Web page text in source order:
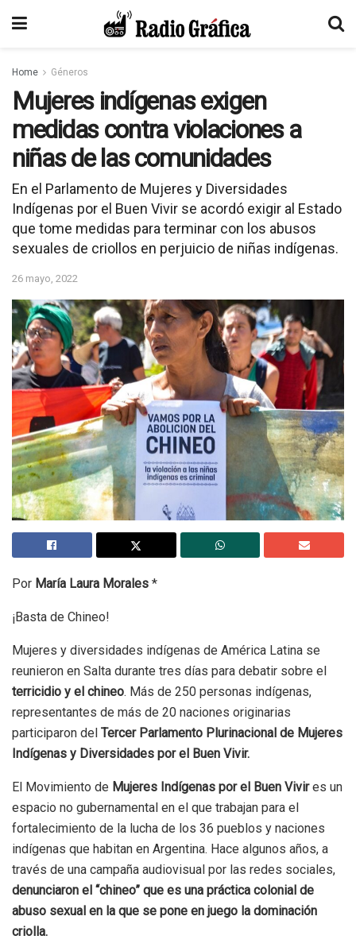
Home Géneros
Mujeres indígenas exigen
medidas contra violaciones a
niñas de las comunidades
En el Parlamento de Mujeres y Diversidades
Indígenas por el Buen Vivir se acordó exigir al Estado
que tome medidas para terminar con los abusos
sexuales de criollos en perjuicio de niñas indígenas.
26 mayo, 2022
Por María Laura Morales *
¡Basta de Chineo!
Mujeres y diversidades indígenas de América Latina se
reunieron en Salta durante tres días para debatir sobre el
terricidio y el chineo. Más de 250 personas indígenas,
representantes de más de 20 naciones originarias
participaron del Tercer Parlamento Plurinacional de Mujeres
Indígenas y Diversidades por el Buen Vivir.
El Movimiento de Mujeres Indígenas por el Buen Vivires un
espacio no gubernamental en el que trabajan para el
fortalecimiento de la lucha de los 36 pueblos y naciones
indígenas que habitan en Argentina. Hace algunos años, a
través de una campaña audiovisual por las redes sociales,
denunciaron el “chineo” que es una práctica colonial de
abuso sexual en la que se pone en juego la dominación
criolla.